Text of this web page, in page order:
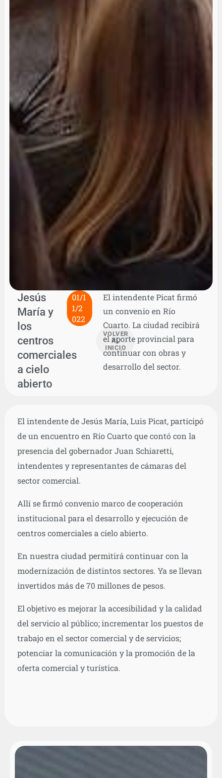
Jesús
María y
los
centros
comerciales
a cielo
abierto
01/1
1/2
022
VOLVER
AL
INICIO
El intendente Picat firmó
un convenio en Río
Cuarto. La ciudad recibirá
el aporte provincial para
continuar con obras y
desarrollo del sector.
El intendente de Jesús María, Luis Picat, participó
de un encuentro en Río Cuarto que contó con la
presencia del gobernador Juan Schiaretti,
intendentes y representantes de cámaras del
sector comercial.
Allí se firmó convenio marco de cooperación
institucional para el desarrollo y ejecución de
centros comerciales a cielo abierto.
En nuestra ciudad permitirá continuar con la
modernización de distintos sectores. Ya se llevan
invertidos más de 70 millones de pesos.
El objetivo es mejorar la accesibilidad y la calidad
del servicio al público; incrementar los puestos de
trabajo en el sector comercial y de servicios;
potenciar la comunicación y la promoción de la
oferta comercial y turística.